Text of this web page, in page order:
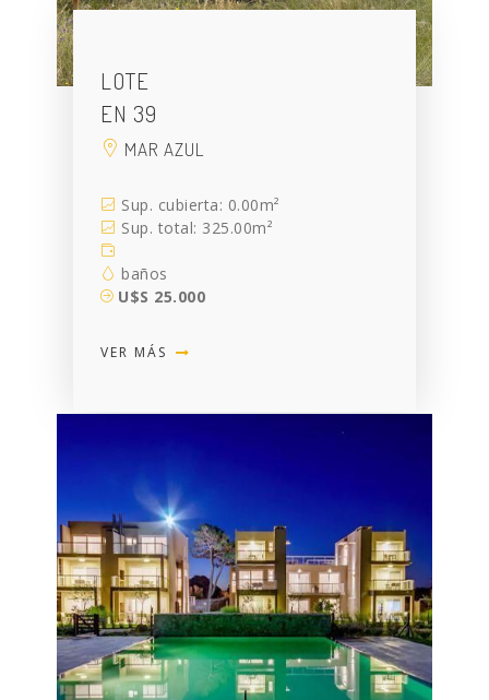
LOTE
EN 39
MAR AZUL
Sup. cubierta: 0.00m²
Sup. total: 325.00m²
baños
U$S 25.000
VER MÁS